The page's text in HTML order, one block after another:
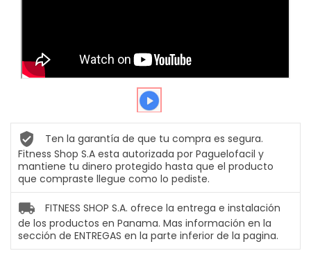
Ten la garantía de que tu compra es segura.
Fitness Shop S.A esta autorizada por Paguelofacil y
mantiene tu dinero protegido hasta que el producto
que compraste llegue como lo pediste.
FITNESS SHOP S.A. ofrece la entrega e instalación
de los productos en Panama. Mas información en la
sección de ENTREGAS en la parte inferior de la pagina.